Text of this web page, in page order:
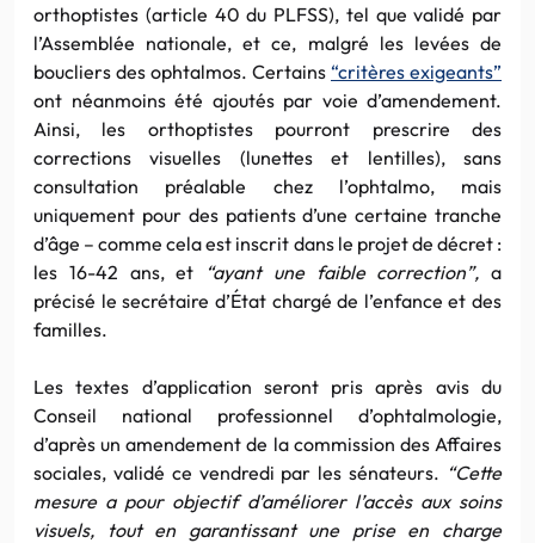
orthoptistes (article 40 du PLFSS), tel que validé par
l’Assemblée nationale, et ce, malgré les levées de
boucliers des ophtalmos. Certains “critères exigeants”
ont néanmoins été ajoutés par voie d’amendement.
Ainsi, les orthoptistes pourront prescrire des
corrections visuelles (lunettes et lentilles), sans
consultation préalable chez l’ophtalmo, mais
uniquement pour des patients d’une certaine tranche
d’âge – comme cela est inscrit dans le projet de décret :
les 16-42 ans, et
“ayant une faible correction”, a
précisé le secrétaire d’État chargé de l’enfance et des
familles.
Les textes d’application seront pris après avis du
Conseil national professionnel d’ophtalmologie,
d’après un amendement de la commission des Affaires
sociales, validé ce vendredi par les sénateurs. “Cette
mesure a pour objectif d’améliorer l’accès aux soins
visuels, tout en garantissant une prise en charge